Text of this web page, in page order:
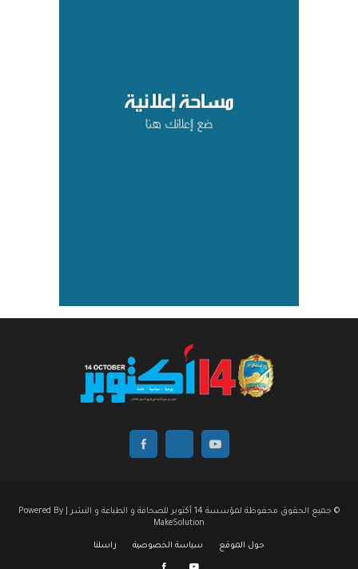
© جميع الحقوق محفوظة لمؤسسة 14 أكتوبر للصحافة و الطباعة و النشر | Powered By
MakeSolution
حول الموقع سياسة الخصوصية راسلنا